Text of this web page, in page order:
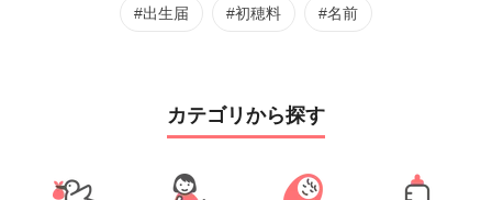
#出生届 #初穂料 #名前
カテゴリから探す